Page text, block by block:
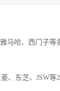
马哈、西门子
东芝、JSW等